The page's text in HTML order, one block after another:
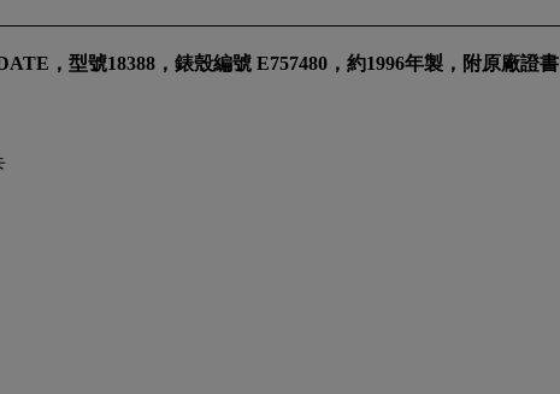
，型號18388，錶殼編號 E757480，約1996年製，附原廠證書